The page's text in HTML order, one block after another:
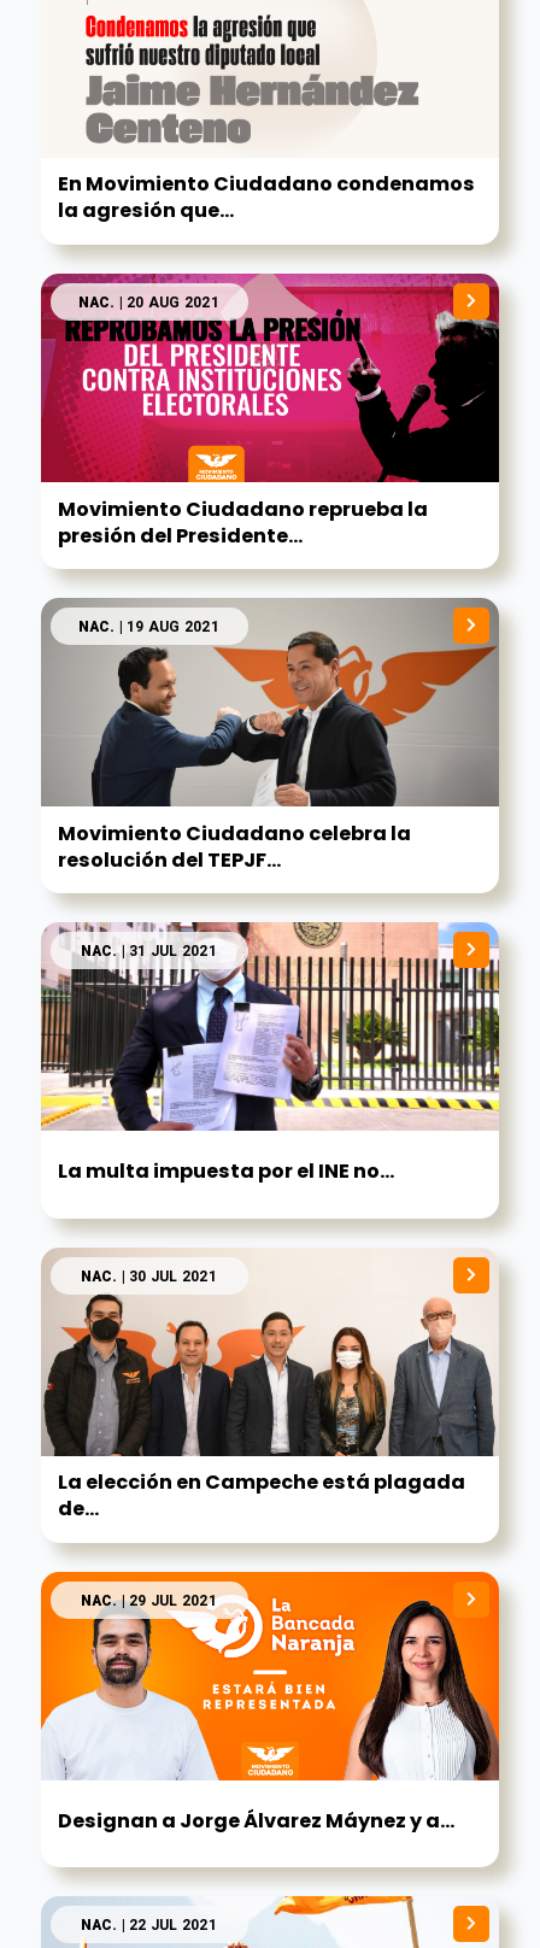
En Movimiento Ciudadano condenamos
la agresión que...
NAC. | 20 AUG 2021
Movimiento Ciudadano reprueba la
presión del Presidente...
NAC. | 19 AUG 2021
Movimiento Ciudadano celebra la
resolución del TEPJF...
NAC.| 31 JUL 2021
La multa impuesta por el INE no...
NAC. | 30 JUL 2021
La elección en Campeche está plagada
de...
NAC.| 29 JUL 2021
Designan a Jorge Álvarez Máynez y a...
NAC. | 22 JUL 2021